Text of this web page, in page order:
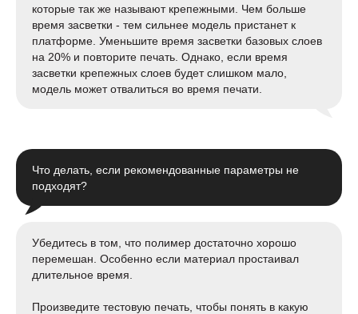
которые так же называют крепежными. Чем больше
время засветки - тем сильнее модель пристанет к
платформе. Уменьшите время засветки базовых слоев
на 20% и повторите печать. Однако, если время
засветки крепежных слоев будет слишком мало,
модель может отвалиться во время печати.
Что делать, если рекомендованные параметры не
подходят?
Убедитесь в том, что полимер достаточно хорошо
перемешан. Особенно если материал простаивал
длительное время.
Произведите тестовую печать, чтобы понять в какую